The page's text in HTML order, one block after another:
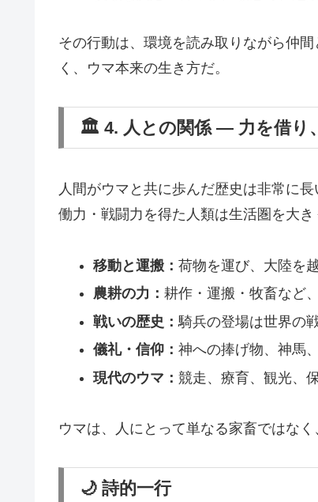
その行動は、環境を読み取りながら仲間
く、ウマ本来の生き方だ。
🏛️ 4. 人との関係 ― 力を借り
人間がウマと共に歩んだ歴史は非常に
働力・戦闘力を得た人類は生活圏を大き
移動と運搬： 荷物を運び、大陸を
農耕の力： 耕作・運搬・牧畜など
戦いの歴史： 騎兵の登場は世界の
儀礼・信仰： 神への捧げ物、神馬
現代のウマ： 競走、療育、観光、
ウマは、人にとって単なる家畜ではなく
🌙 詩的一行